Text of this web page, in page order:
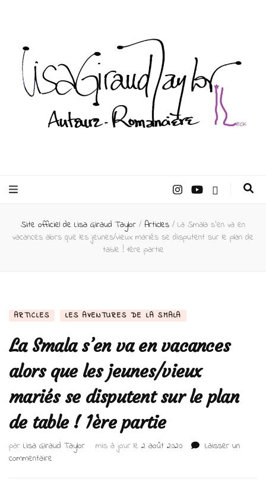
Taylor –
Auteur
Site officiel de Lisa Giraud Taylor / Articles / La Smala s’en va en
vacances alors que les jeunes/vieux mariés se disputent sur le plan de
table ! 1ère partie
ARTICLES LES AVENTURES DE LA SMALA
La Smala s’en va en vacances
alors que les jeunes/vieux
mariés se disputent sur le plan
de table ! 1ère partie
par Lisa Giraud Taylor mis à jour le 2 août 2020
Laisser un
commentaire